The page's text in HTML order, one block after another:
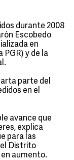
durante 2008
Escobedo
en
PGR) y de la
parte del
en el
avance que
explica
para las
el Distrito
en aumento.